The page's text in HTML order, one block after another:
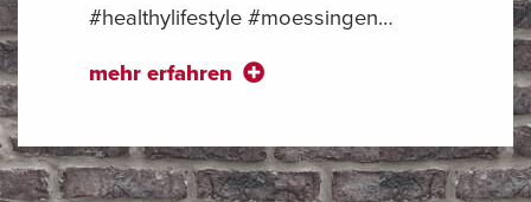
#healthylifestyle #moessingen…
mehr erfahren